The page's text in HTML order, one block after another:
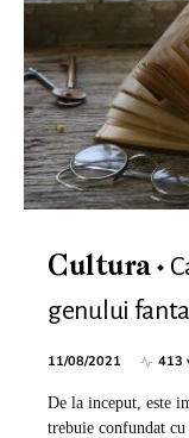
Cultura
genului
11/08/2021 413
De la inceput, este
trebuie confundat